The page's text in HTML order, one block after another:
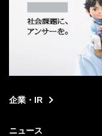
企業・IR
ニュース